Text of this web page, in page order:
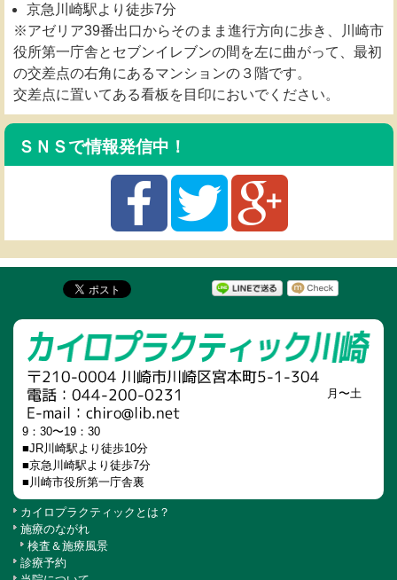
京急川崎駅より徒歩7分
※アゼリア39番出口からそのまま進行方向に歩き、川崎市
役所第一庁舎とセブンイレブンの間を左に曲がって、最初
の交差点の右角にあるマンションの３階です。
交差点に置いてある看板を目印においでください。
ＳＮＳで情報発信中！
月〜土
9：30〜19：30
■JR川崎駅より徒歩10分
■京急川崎駅より徒歩7分
■川崎市役所第一庁舎裏
カイロプラクティックとは？
施療のながれ
検査＆施療風景
診療予約